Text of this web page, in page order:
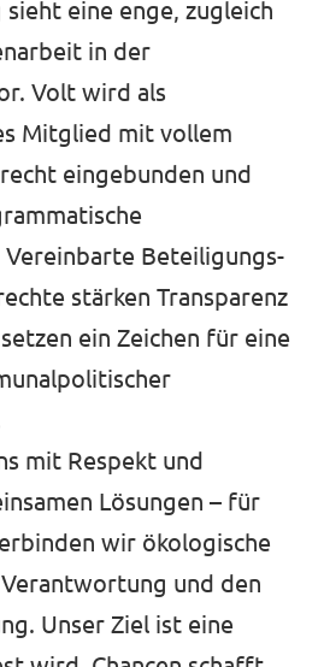
eine enge, zugleich
in der
Volt wird als
Mitglied mit vollem
eingebunden und
Beteiligungs-
stärken Transparenz
ein Zeichen für eine
mit Respekt und
Lösungen – für
wir ökologische
und den
Unser Ziel ist eine